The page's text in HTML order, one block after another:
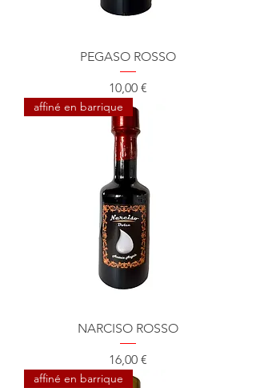
PEGASO ROSSO
Prix
10,00 €
affiné en barrique
NARCISO ROSSO
Prix
16,00 €
affiné en barrique